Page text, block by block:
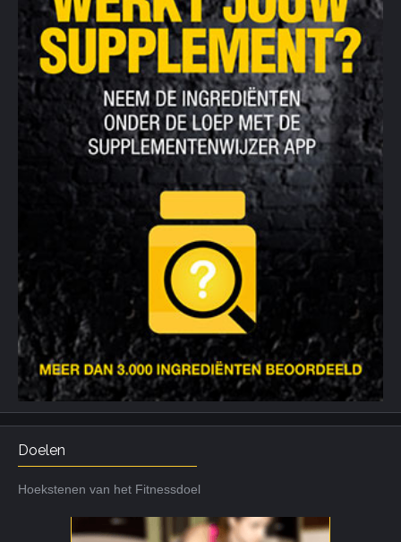
Doelen
Hoekstenen van het Fitnessdoel